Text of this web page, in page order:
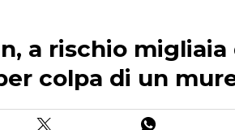
a rischio
colpa di un